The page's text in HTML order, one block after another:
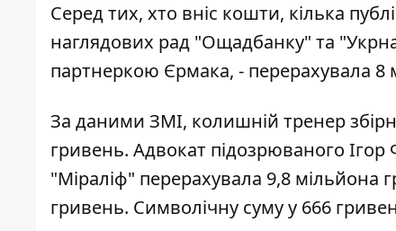
Серед тих, хто вніс кошти, кілька
наглядових рад "Ощадбанку" та
партнеркою Єрмака, - перерахувала 8
За даними ЗМІ, колишній тренер
гривень. Адвокат підозрюваного
"Міраліф" перерахувала 9,8 мільйона
гривень. Символічну суму у 666